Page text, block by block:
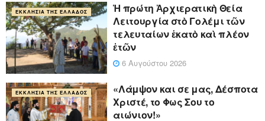
ΕΚΚΛΗΣΊΑ ΤΗΣ ΕΛΛΆΔΟΣ
Ἡ πρώτη Ἀρχιερατικὴ Θεία
Λειτουργία στὸ Γολέμι τῶν
τελευταίων ἑκατὸ καὶ πλέον
ἐτῶν
6 Αυγούστου 2026
ΕΚΚΛΗΣΊΑ ΤΗΣ ΕΛΛΆΔΟΣ
«Λάμψον και σε μας, Δέσποτα
Χριστέ, το Φως Σου το
αιώνιον!»